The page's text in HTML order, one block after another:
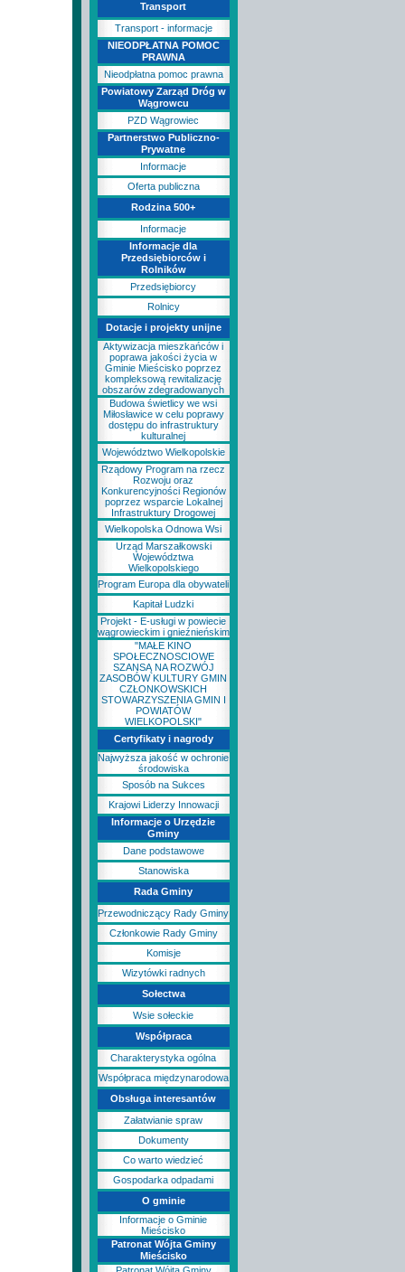
Transport
Transport - informacje
NIEODPŁATNA POMOC
PRAWNA
Nieodpłatna pomoc prawna
Powiatowy Zarząd Dróg w
Wągrowcu
PZD Wągrowiec
Partnerstwo Publiczno-
Prywatne
Informacje
Oferta publiczna
Rodzina 500+
Informacje
Informacje dla
Przedsiębiorców i
Rolników
Przedsiębiorcy
Rolnicy
Dotacje i projekty unijne
Aktywizacja mieszkańców i
poprawa jakości życia w
Gminie Mieścisko poprzez
kompleksową rewitalizację
obszarów zdegradowanych
Budowa świetlicy we wsi
Miłosławice w celu poprawy
dostępu do infrastruktury
kulturalnej
Województwo Wielkopolskie
Rządowy Program na rzecz
Rozwoju oraz
Konkurencyjności Regionów
poprzez wsparcie Lokalnej
Infrastruktury Drogowej
Wielkopolska Odnowa Wsi
Urząd Marszałkowski
Województwa
Wielkopolskiego
Program Europa dla obywateli
Kapitał Ludzki
Projekt - E-usługi w powiecie
wągrowieckim i gnieźnieńskim
"MAŁE KINO
SPOŁECZNOSCIOWE
SZANSĄ NA ROZWÓJ
ZASOBÓW KULTURY GMIN
CZŁONKOWSKICH
STOWARZYSZENIA GMIN I
POWIATÓW
WIELKOPOLSKI"
Certyfikaty i nagrody
Najwyższa jakość w ochronie
środowiska
Sposób na Sukces
Krajowi Liderzy Innowacji
Informacje o Urzędzie
Gminy
Dane podstawowe
Stanowiska
Rada Gminy
Przewodniczący Rady Gminy
Członkowie Rady Gminy
Komisje
Wizytówki radnych
Sołectwa
Wsie sołeckie
Współpraca
Charakterystyka ogólna
Współpraca międzynarodowa
Obsługa interesantów
Załatwianie spraw
Dokumenty
Co warto wiedzieć
Gospodarka odpadami
O gminie
Informacje o Gminie
Mieścisko
Patronat Wójta Gminy
Mieścisko